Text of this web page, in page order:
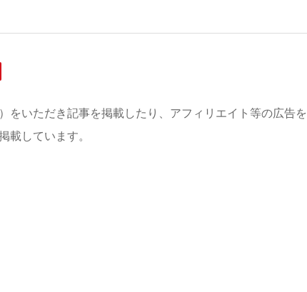
いただき記事を掲載したり、アフィリエイト等の広告を
載しています。